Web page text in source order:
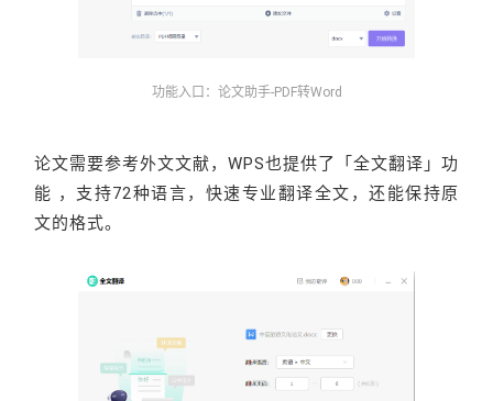
功能入口：论文助手-PDF转Word
论文需要参考外文文献，WPS也提供了「全文翻译」功
能 ，支持72种语言，快速专业翻译全文，还能保持原
文的格式。